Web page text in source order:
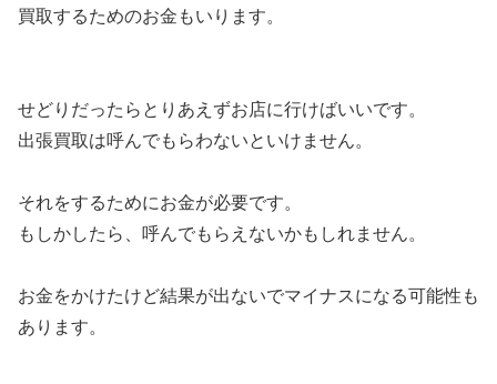
買取するためのお金もいります。
せどりだったらとりあえずお店に行けばいいです。
出張買取は呼んでもらわないといけません。
それをするためにお金が必要です。
もしかしたら、呼んでもらえないかもしれません。
お金をかけたけど結果が出ないでマイナスになる可能性も
あります。